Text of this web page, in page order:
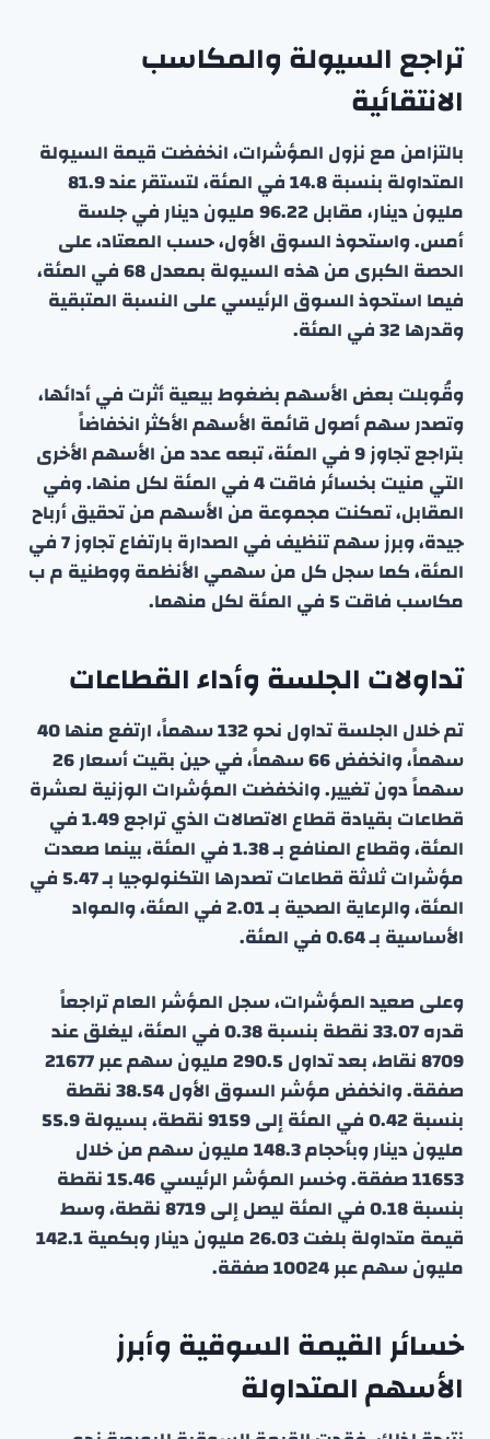
تراجع السيولة والمكاسب
الانتقائية
بالتزامن مع نزول المؤشرات، انخفضت قيمة السيولة
المتداولة بنسبة 14.8 في المئة، لتستقر عند 81.9
مليون دينار، مقابل 96.22 مليون دينار في جلسة
أمس. واستحوذ السوق الأول، حسب المعتاد، على
الحصة الكبرى من هذه السيولة بمعدل 68 في المئة،
فيما استحوذ السوق الرئيسي على النسبة المتبقية
وقدرها 32 في المئة.
وقُوبلت بعض الأسهم بضغوط بيعية أثرت في أدائها،
وتصدر سهم أصول قائمة الأسهم الأكثر انخفاضاً
بتراجع تجاوز 9 في المئة، تبعه عدد من الأسهم الأخرى
التي منيت بخسائر فاقت 4 في المئة لكل منها. وفي
المقابل، تمكنت مجموعة من الأسهم من تحقيق أرباح
جيدة، وبرز سهم تنظيف في الصدارة بارتفاع تجاوز 7 في
المئة، كما سجل كل من سهمي الأنظمة ووطنية م ب
مكاسب فاقت 5 في المئة لكل منهما.
تداولات الجلسة وأداء القطاعات
تم خلال الجلسة تداول نحو 132 سهماً، ارتفع منها 40
سهماً، وانخفض 66 سهماً، في حين بقيت أسعار 26
سهماً دون تغيير. وانخفضت المؤشرات الوزنية لعشرة
قطاعات بقيادة قطاع الاتصالات الذي تراجع 1.49 في
المئة، وقطاع المنافع بـ 1.38 في المئة، بينما صعدت
مؤشرات ثلاثة قطاعات تصدرها التكنولوجيا بـ 5.47 في
المئة، والرعاية الصحية بـ 2.01 في المئة، والمواد
الأساسية بـ 0.64 في المئة.
وعلى صعيد المؤشرات، سجل المؤشر العام تراجعاً
قدره 33.07 نقطة بنسبة 0.38 في المئة، ليغلق عند
8709 نقاط، بعد تداول 290.5 مليون سهم عبر 21677
صفقة. وانخفض مؤشر السوق الأول 38.54 نقطة
بنسبة 0.42 في المئة إلى 9159 نقطة، بسيولة 55.9
مليون دينار وبأحجام 148.3 مليون سهم من خلال
11653 صفقة. وخسر المؤشر الرئيسي 15.46 نقطة
بنسبة 0.18 في المئة ليصل إلى 8719 نقطة، وسط
قيمة متداولة بلغت 26.03 مليون دينار وبكمية 142.1
مليون سهم عبر 10024 صفقة.
خسائر القيمة السوقية وأبرز
الأسهم المتداولة